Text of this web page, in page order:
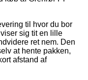
til hvor du bor
sig tit en lille
ret nem. Den
at hente pakken,
afstand af